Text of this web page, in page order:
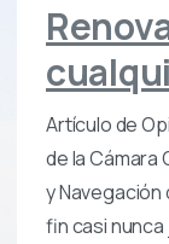
Artículo de
de la Cámara
y Navegación
fin casi